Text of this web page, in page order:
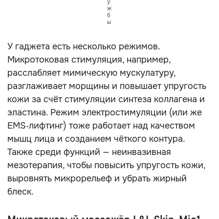
ж
б
ы
У гаджета есть несколько режимов.
Микротоковая стимуляция, например,
расслабляет мимическую мускулатуру,
разглаживает морщины и повышает упругость
кожи за счёт стимуляции синтеза коллагена и
эластина. Режим электростимуляции (или же
EMS‑лифтинг) тоже работает над качеством
мышц лица и созданием чёткого контура.
Также среди функций — неинвазивная
мезотерапия, чтобы повысить упругость кожи,
выровнять микрорельеф и убрать жирный
блеск.